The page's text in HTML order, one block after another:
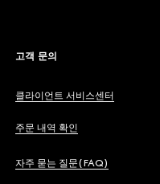
고객 문의
클라이언트 서비스센터
주문 내역 확인
자주 묻는 질문(FAQ)